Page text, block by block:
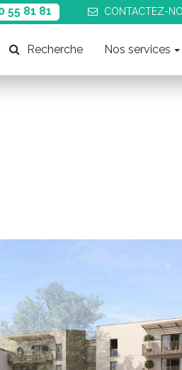
55 81 81 CONTACTEZ-
Recherche Nos services